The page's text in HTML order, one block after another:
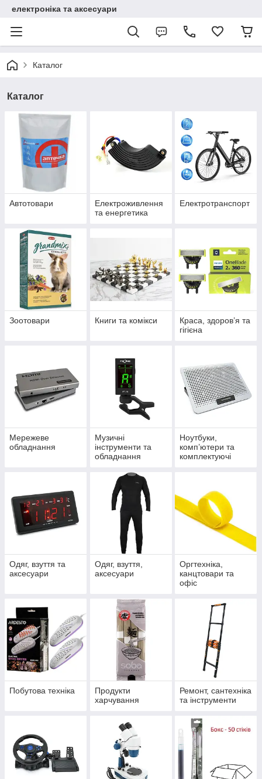
електроніка та аксесуари
Каталог
Каталог
Автотовари
Електроживлення
та енергетика
Електротранспорт
Зоотовари Книги та комікси
Краса, здоров’я та
гігієна
Мережеве
обладнання
Музичні
інструменти та
обладнання
Ноутбуки,
комп’ютери та
комплектуючі
Одяг, взуття та
аксесуари
Одяг, взуття,
аксесуари
Оргтехніка,
канцтовари та
офіс
Побутова техніка
Продукти
харчування
Ремонт, сантехніка
та інструменти